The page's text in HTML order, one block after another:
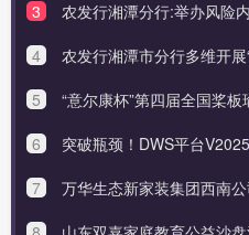
3
农发行湘潭分行:举办风险内控
4
农发行湘潭市分行多维开
5
“意尔康杯”第四届全国桨板
6
突破瓶颈！DWS平台V2025
7
万华生态新家装集团西南公司及城